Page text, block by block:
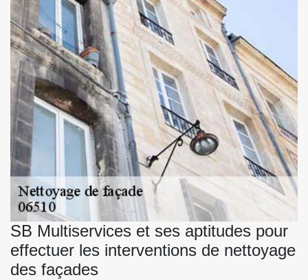
SB Multiservices et ses aptitudes pour
effectuer les interventions de nettoyage
des façades